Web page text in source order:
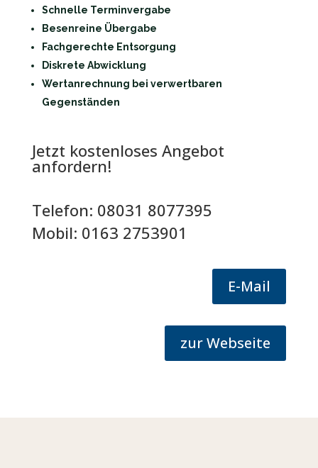
Schnelle Terminvergabe
Besenreine Übergabe
Fachgerechte Entsorgung
Diskrete Abwicklung
Wertanrechnung bei verwertbaren
Gegenständen
Jetzt kostenloses Angebot
anfordern!
Telefon: 08031 8077395
Mobil: 0163 2753901
E-Mail
zur Webseite